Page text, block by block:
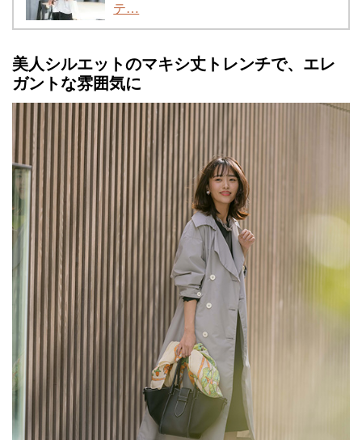
テ…
美人シルエットのマキシ丈トレンチで、エレ
ガントな雰囲気に